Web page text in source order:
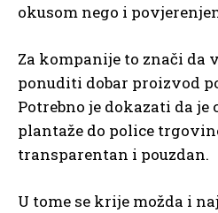
okusom nego i
Za kompanije to znači da
ponuditi dobar proizvod
Potrebno je dokazati da je
plantaže do police
transparentan i pouzdan.
U tome se krije možda i